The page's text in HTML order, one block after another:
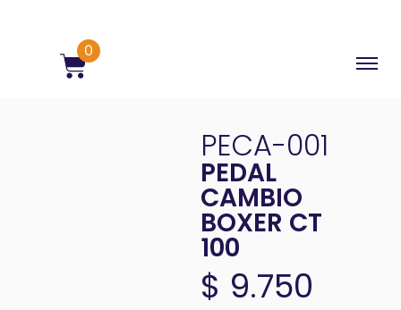
0
PECA-001
PEDAL
CAMBIO
BOXER CT
100
$ 9.750